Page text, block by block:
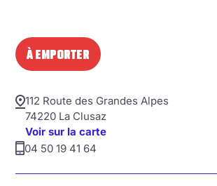
À EMPORTER
112 Route des Grandes Alpes
74220 La Clusaz
Voir sur la carte
04 50 19 41 64